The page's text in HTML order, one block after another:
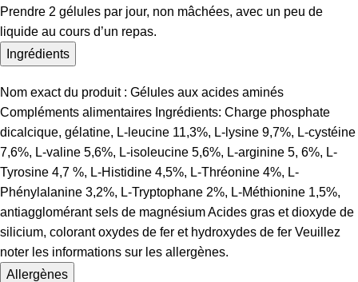
Prendre 2 gélules par jour, non mâchées, avec un peu de
liquide au cours d’un repas.
Ingrédients
Nom exact du produit : Gélules aux acides aminés
Compléments alimentaires Ingrédients: Charge phosphate
dicalcique, gélatine, L-leucine 11,3%, L-lysine 9,7%, L-cystéine
7,6%, L-valine 5,6%, L-isoleucine 5,6%, L-arginine 5, 6%, L-
Tyrosine 4,7 %, L-Histidine 4,5%, L-Thréonine 4%, L-
Phénylalanine 3,2%, L-Tryptophane 2%, L-Méthionine 1,5%,
antiagglomérant sels de magnésium Acides gras et dioxyde de
silicium, colorant oxydes de fer et hydroxydes de fer Veuillez
noter les informations sur les allergènes.
Allergènes